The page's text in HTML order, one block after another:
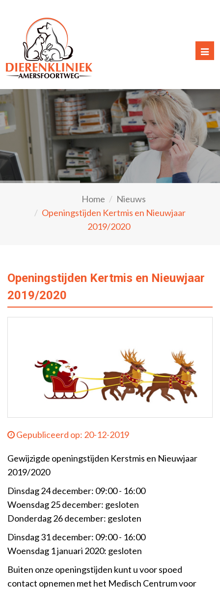
Home
Nieuws
Openingstijden Kertmis en Nieuwjaar
2019/2020
Openingstijden Kertmis en Nieuwjaar
2019/2020
Gepubliceerd op: 20-12-2019
Gewijzigde openingstijden Kerstmis en Nieuwjaar
2019/2020
Dinsdag 24 december: 09:00 - 16:00
Woensdag 25 december: gesloten
Donderdag 26 december: gesloten
Dinsdag 31 december: 09:00 - 16:00
Woensdag 1 januari 2020: gesloten
Buiten onze openingstijden kunt u voor spoed
contact opnemen met het Medisch Centrum voor